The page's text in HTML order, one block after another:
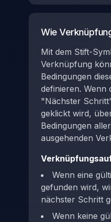
Wie
Mit dem Stift-
Verknüpfung
Bedingungen
definieren. Wenn
"Nächster
geklickt wird,
Bedingungen
ausgehenden
Wenn eine
gefunden wird,
nächster Schritt
Wenn keine